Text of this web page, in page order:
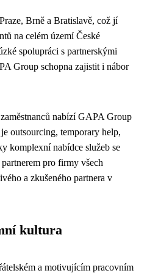
Brně a Bratislavě, což jí
na celém území České
spolupráci s partnerskými
Group schopna zajistit i nábor
nabízí GAPA Group
outsourcing, temporary help,
komplexní nabídce služeb se
pro firmy všech
a zkušeného partnera v
kultura
a motivujícím pracovním